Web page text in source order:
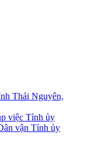
Thái Nguyên,
việc Tỉnh ủy
vận Tỉnh ủy